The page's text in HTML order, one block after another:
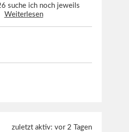
suche ich noch jeweils
Weiterlesen
zuletzt aktiv: vor 2 Tagen